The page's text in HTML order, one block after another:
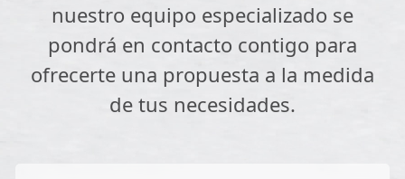
nuestro equipo especializado se
pondrá en contacto contigo para
ofrecerte una propuesta a la medida
de tus necesidades.